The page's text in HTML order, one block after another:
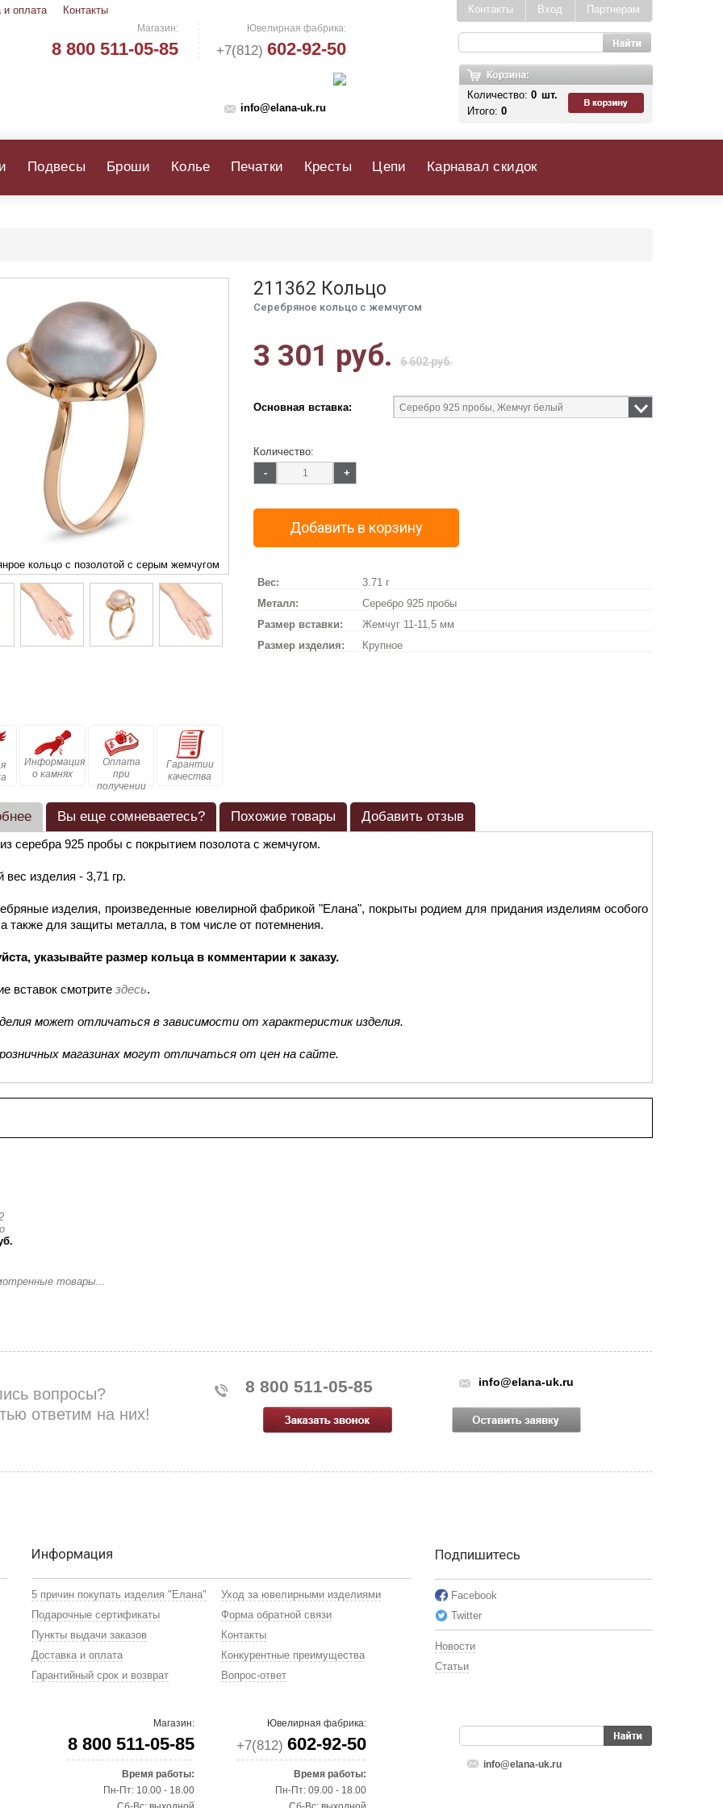
и оплата Контакты
Магазин:
8 800 511-05-85
Ювелирная фабрика:
+7(812) 602-92-50
info@elana-uk.ru
Партнерам
Вход
Контакты
Количество: 0 шт.
Итого: 0
Подвесы Броши Колье Печатки Кресты Цепи Карнавал скидок
кольцо с позолотой с серым жемчугом
Информация
о камнях
Оплата
при
получении
Гарантии
качества
211362 Кольцо
Серебряное кольцо с жемчугом
3 301 руб. 6 602 руб.
Основная вставка:
Количество:
-
+
Добавить в корзину
Вес:
3.71 г
Металл:
Серебро 925 пробы
Размер вставки:
Жемчуг 11-11,5 мм
Размер изделия:
Крупное
Вы еще сомневаетесь? Похожие товары Добавить отзыв
серебра 925 пробы с покрытием позолота с жемчугом.
вес изделия - 3,71 гр.
изделия, произведенные ювелирной фабрикой "Елана", покрыты родием для придания изделиям особого
также для защиты металла, в том числе от потемнения.
указывайте размер кольца в комментарии к заказу.
вставок смотрите здесь.
может отличаться в зависимости от характеристик изделия.
магазинах могут отличаться от цен на сайте.
товары...
вопросы?
ответим на них!
8 800 511-05-85 info@elana-uk.ru
Информация
5 причин покупать изделия "Елана"
Подарочные сертификаты
Пункты выдачи заказов
Доставка и оплата
Гарантийный срок и возврат
Уход за ювелирными изделиями
Форма обратной связи
Контакты
Конкурентные преимущества
Вопрос-ответ
Подпишитесь
Facebook
Twitter
Новости
Статьи
Магазин:
8 800 511-05-85
Время работы:
Пн-Пт: 10.00 - 18.00
Ювелирная фабрика:
+7(812) 602-92-50
Время работы:
Пн-Пт: 09.00 - 18.00
info@elana-uk.ru